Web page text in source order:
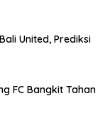
United, Prediksi
FC Bangkit Tahan